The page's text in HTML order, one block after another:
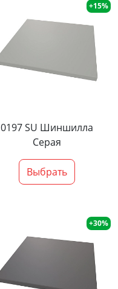
+15%
0197 SU Шиншилла
Серая
Выбрать
+30%